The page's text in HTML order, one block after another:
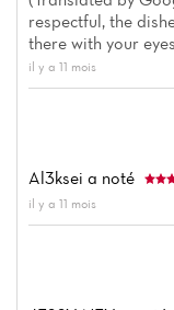
respectful, the
there with your
il y a 11 mois
Al3ksei a noté
il y a 11 mois